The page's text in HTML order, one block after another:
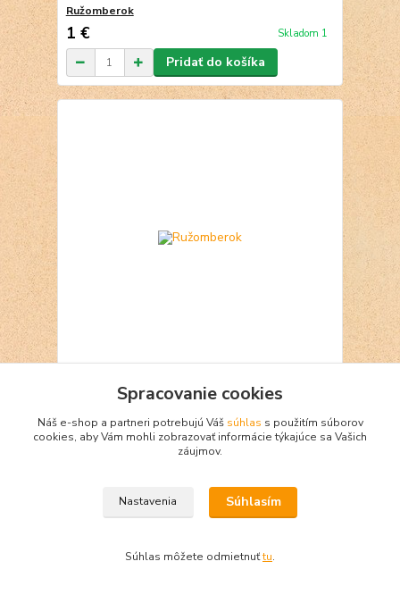
Ružomberok
1 € Skladom 1
Pridať do košíka
Pridať do košíka
Spracovanie cookies
Náš e-shop a partneri potrebujú Váš súhlas s použitím súborov
cookies, aby Vám mohli zobrazovať informácie týkajúce sa Vašich
záujmov.
Nastavenia Súhlasím
Súhlas môžete odmietnuťtu.